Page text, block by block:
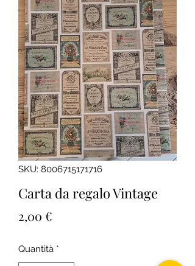
SKU: 8006715171716
Carta da regalo Vintage
2,00 €
Quantità *